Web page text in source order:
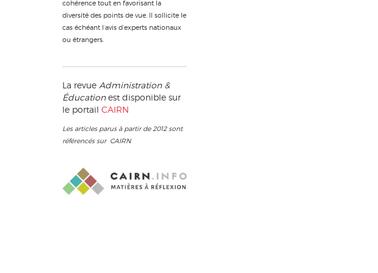
cohérence tout en favorisant la
diversité des points de vue. Il sollicite le
cas échéant l’avis d’experts nationaux
ou étrangers.
La revue Administration &
Éducationest disponible sur
le portail CAIRN
Les articles parus à partir de 2012 sont
référencés sur CAIRN